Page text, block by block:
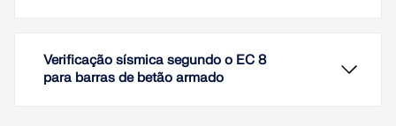
Verificação sísmica segundo o EC 8
para barras de betão armado